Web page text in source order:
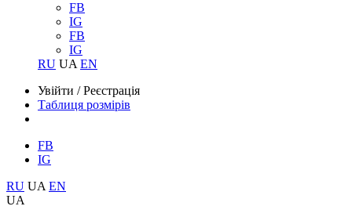
FB
IG
FB
IG
RU UA EN
Увійти /Реєстрація
Таблиця розмірів
FB
IG
RU UA EN
UA